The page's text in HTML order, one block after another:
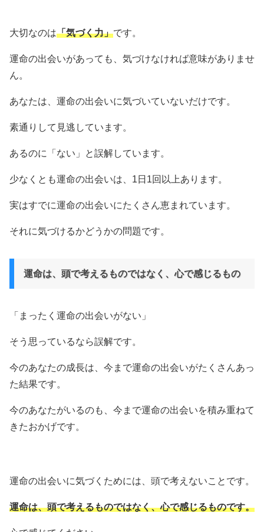
大切なのは「気づく力」です。
運命の出会いがあっても、気づけなければ意味がありませ
ん。
あなたは、運命の出会いに気づいていないだけです。
素通りして見逃しています。
あるのに「ない」と誤解しています。
少なくとも運命の出会いは、1日1回以上あります。
実はすでに運命の出会いにたくさん恵まれています。
それに気づけるかどうかの問題です。
運命は、頭で考えるものではなく、心で感じるもの
「まったく運命の出会いがない」
そう思っているなら誤解です。
今のあなたの成長は、今まで運命の出会いがたくさんあっ
た結果です。
今のあなたがいるのも、今まで運命の出会いを積み重ねて
きたおかげです。
運命の出会いに気づくためには、頭で考えないことです。
運命は、頭で考えるものではなく、心で感じるものです。